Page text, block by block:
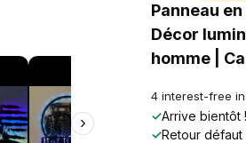
›
Panneau
Décor
homme |
4 interest-free
✓Arrive bientôt
✓Retour